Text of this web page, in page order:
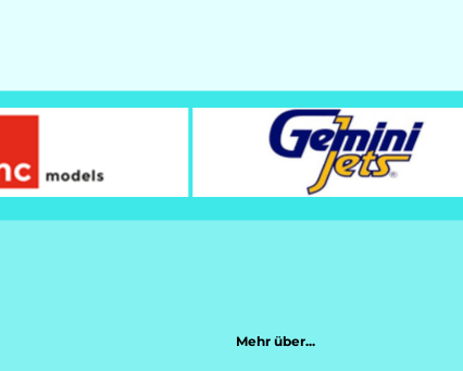
Mehr über...